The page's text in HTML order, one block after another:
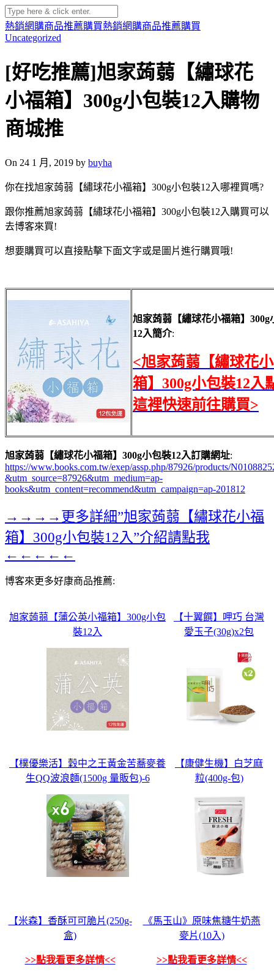
熱銷網購商品推薦購買熱銷網購商品推薦購買
Uncategorized
[好吃推薦]旭家蒟蒻【繡球花
小福箱】300g小包裝12入購物
商城推
On 24 1 月, 2019 by buyha
你在找旭家蒟蒻【繡球花小福箱】300g小包裝12入哪裡買嗎?
跟你推薦旭家蒟蒻【繡球花小福箱】300g小包裝12入購買可以
去博客來買!
想要購買可以直接點擊下面文字或是圖片進行購買哦!
旭家蒟蒻【繡球花小福箱】300g
12入簡介:
<旭家蒟蒻【繡球花
箱】300g小包裝12入
這裡快速前往購買>
旭家蒟蒻【繡球花小福箱】300g小包裝12入訂購網址:
https://www.books.com.tw/exep/assp.php/87926/products/
&utm_source=87926&utm_medium=ap-
books&utm_content=recommend&utm_campaign=ap-201812
→→→→更多詳細”旭家蒟蒻【繡球花小福
箱】300g小包裝12入”介紹請點我
←←←←←
博客來更多好康商品推薦:
旭家蒟蒻【蒲公英小福箱】300g小包
裝12入
【十翼饌】呷巧 台灣
愛玉子(30g)x2包
【樸優樂活】穀中之王黃金苦蕎麥養
生QQ波浪麵(1500g 量販包)-6
【康健生機】白芝麻
粒(400g-包)
【米森】香酥可可脆片(250g-
盒)
>>點我看更多詳情<<
《馬玉山》原味焦糖牛奶燕
麥片(10入)
>>點我看更多詳情<<